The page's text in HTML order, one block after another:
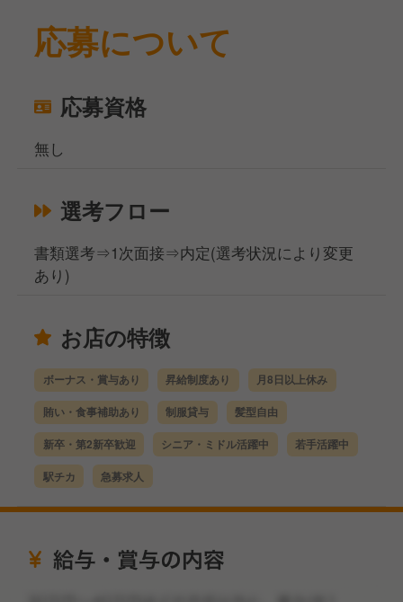
応募について
応募資格
無し
選考フロー
書類選考⇒1次面接⇒内定(選考状況により変更
あり)
お店の特徴
ボーナス・賞与あり 昇給制度あり 月8日以上休み
賄い・食事補助あり 制服貸与 髪型自由
新卒・第2新卒歓迎 シニア・ミドル活躍中 若手活躍中
駅チカ 急募求人